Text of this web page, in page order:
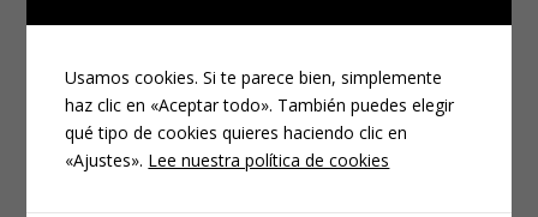
CATEGORÍAS
Usamos cookies. Si te parece bien, simplemente
haz clic en «Aceptar todo». También puedes elegir
qué tipo de cookies quieres haciendo clic en
«Ajustes». Lee nuestra política de cookies